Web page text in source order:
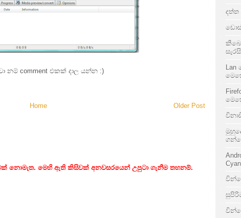
නම් comment එකක් දාල යන්න :)
Older Post
Home
නොමැත. මෙහි ඇති කිසිවක් අනවසරයෙන් උපුටා ගැනීම තහනම්.
දත්ත
ඩොස්